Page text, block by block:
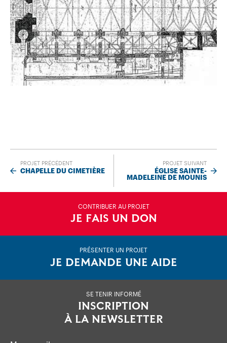
PROJET PRÉCÉDENT
CHAPELLE DU CIMETIÈRE
PROJET SUIVANT
ÉGLISE SAINTE-
MADELEINE DE MOUNIS
CONTRIBUER AU PROJET
JE FAIS UN DON
PRÉSENTER UN PROJET
JE DEMANDE UNE AIDE
SE TENIR INFORMÉ
INSCRIPTION
À LA NEWSLETTER